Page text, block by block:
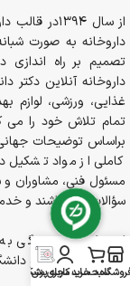
تصمیم بر راه اندازی
داروخانه آنلاین دکتر
غذایی، ورزشی، لوازم
تمام تلاش خود را می
براساس توضیحات
کاملی از مواد تشکیل
مسئول فنی، مشاوران و
سؤالات شما باشند و
لفن ثبت و رسیدگی به
معاونت غذا و دارو دانشگاه علوم
سبد خرید
حساب کاربری من
مجله پزشکی